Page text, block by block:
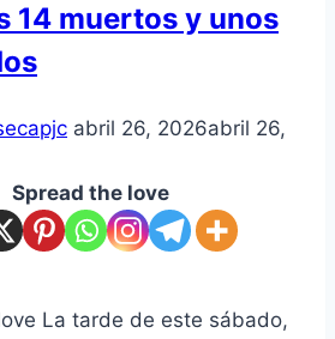
14 muertos y unos
abril 26, 2026abril 26,
Spread the love
La tarde de este sábado,